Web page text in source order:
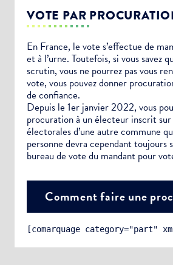
VOTE PAR
En France, le vote s’effectue de
et à l’urne. Toutefois, si vous savez
scrutin, vous ne pourrez pas vous
vote, vous pouvez donner
de confiance.
Depuis le 1er janvier 2022, vous
procuration à un électeur inscrit
électorales d’une autre commune
personne devra cependant toujours
bureau de vote du mandant pour
Comment faire une
[comarquage category="part"